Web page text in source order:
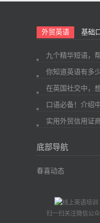
外贸英语 基础
你知道英语有多
口语必备！介绍
实用外贸信用证
底部导航
春喜动态
扫一扫关注微信公